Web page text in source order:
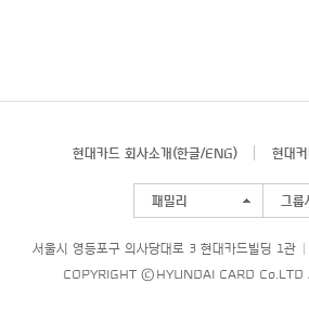
현대카드 회사소개(한글/ENG) 현대
패밀리 그룹
서울시 영등포구 의사당대로 3 현대카드빌딩 1관
COPYRIGHT © HYUNDAI CARD Co.LTD